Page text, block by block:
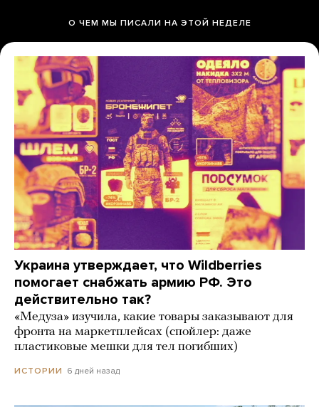
О ЧЕМ МЫ ПИСАЛИ НА ЭТОЙ НЕДЕЛЕ
Украина утверждает, что Wildberries
помогает снабжать армию РФ. Это
действительно так?
«Медуза» изучила, какие товары заказывают для
фронта на маркетплейсах (спойлер: даже
пластиковые мешки для тел погибших)
ИСТОРИИ 6 дней назад